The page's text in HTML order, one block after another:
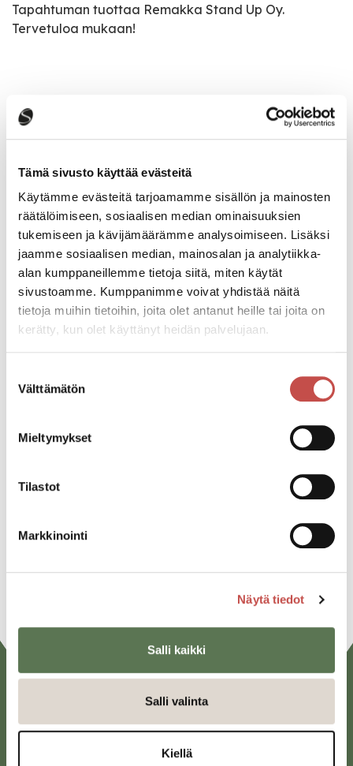
Tämä sivusto käyttää evästeitä
Käytämme evästeitä tarjoamamme sisällön ja mainosten
räätälöimiseen, sosiaalisen median ominaisuuksien
tukemiseen ja kävijämäärämme analysoimiseen. Lisäksi
jaamme sosiaalisen median, mainosalan ja analytiikka-
alan kumppaneillemme tietoja siitä, miten käytät
sivustoamme. Kumppanimme voivat yhdistää näitä
tietoja muihin tietoihin, joita olet antanut heille tai joita on
kerätty, kun olet käyttänyt heidän palvelujaan.
valinta
Välttämätön
Mieltymykset
Tilastot
Markkinointi
Näytä tiedot
Salli kaikki
Salli valinta
Kiellä
Tapahtuman tuottaa Remakka Stand Up Oy.
Tervetuloa mukaan!
Tapahtumatiedot
Liikelataamo Saarijärvi
Tapahtumapaikka
Rentontie 7
43100 Saarijärvi
Pääsymaksu
26,90 €
Jaa tapahtuma:
Linkedin
URL